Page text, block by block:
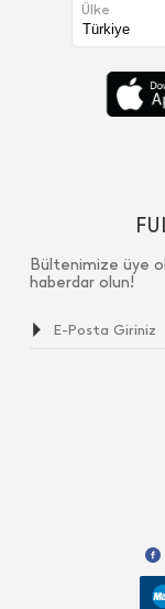
Ülke
Bültenimize üye
haberdar olun!